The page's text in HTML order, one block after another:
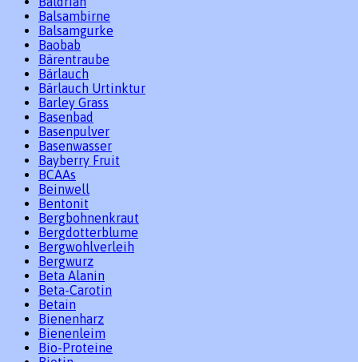
Balsambirne
Balsamgurke
Baobab
Bärentraube
Bärlauch
Bärlauch Urtinktur
Barley Grass
Basenbad
Basenpulver
Basenwasser
Bayberry Fruit
BCAAs
Beinwell
Bentonit
Bergbohnenkraut
Bergdotterblume
Bergwohlverleih
Bergwurz
Beta Alanin
Beta-Carotin
Betain
Bienenharz
Bienenleim
Bio-Proteine